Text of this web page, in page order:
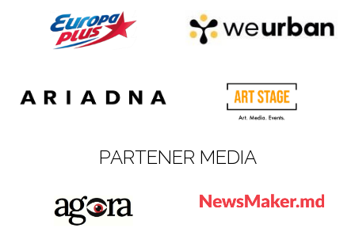
PARTENER MEDIA